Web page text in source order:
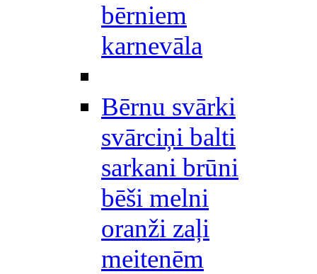
bērniem
karnevāla
Bērnu svārki
svārciņi balti
sarkani brūni
bēši melni
oranži zaļi
meitenēm